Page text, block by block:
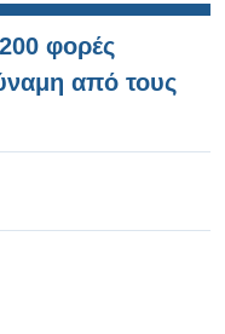
φορές
από τους